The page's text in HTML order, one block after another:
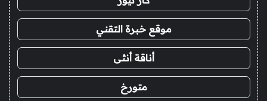
موقع خبرة التقني
أناقة أنثى
متورخ